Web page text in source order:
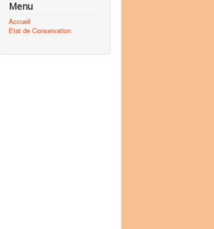
Menu
Accueil
Etat de Conservation